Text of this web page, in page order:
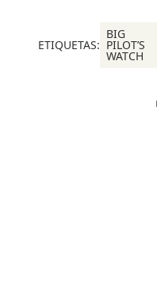
ETIQUETAS:
BIG
PILOT’S
WATCH